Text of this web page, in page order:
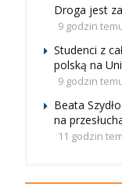
Droga jest
9 godzin
Studenci z
polską na
9 godzin
Beata
na
11 godzin